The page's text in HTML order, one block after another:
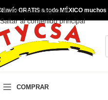
Saltar a la navegación
Saltar al contenido principal
Envío GRATIS a todo MÉXICO
COMPRAR